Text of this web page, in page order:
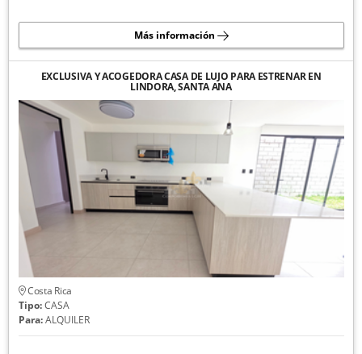
Más información
EXCLUSIVA Y ACOGEDORA CASA DE LUJO PARA ESTRENAR EN
LINDORA, SANTA ANA
Costa Rica
Tipo:CASA
Para:ALQUILER